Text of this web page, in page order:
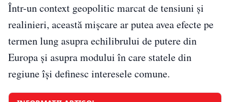
Într-un context geopolitic marcat de tensiuni și
realinieri, această mișcare ar putea avea efecte pe
termen lung asupra echilibrului de putere din
Europa și asupra modului în care statele din
regiune își definesc interesele comune.